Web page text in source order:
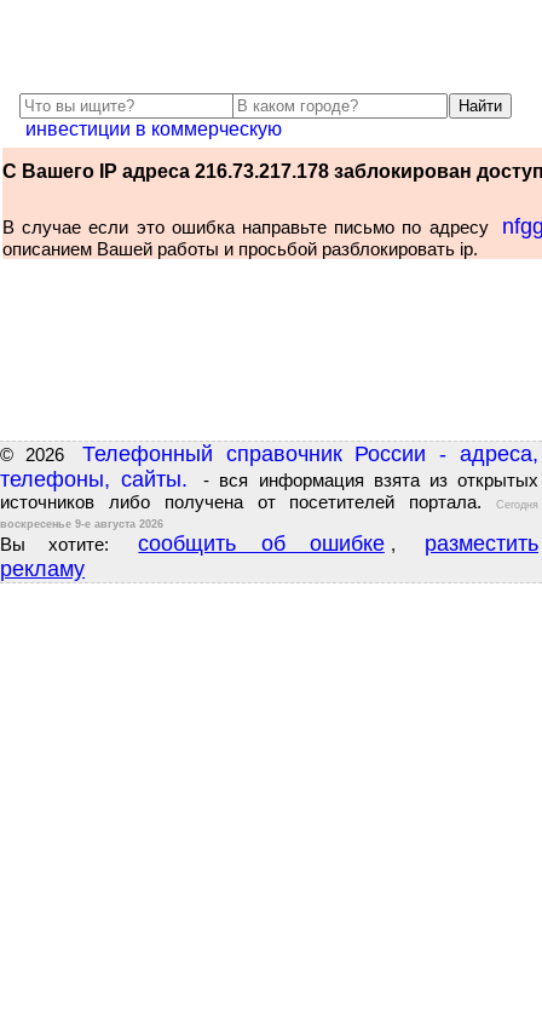
инвестиции в коммерческую
С Вашего IP адреса 216.73.217.178 заблокирован
В случае если это ошибка направьте письмо по адресу
описанием Вашей работы и просьбой разблокировать ip.
© 2026
Телефонный справочник России - адреса,
телефоны, сайты.
- вся информация взята из открытых
источников либо получена от посетителей портала.
Сегодня
воскресенье 9-е августа 2026
Вы хотите: сообщить об ошибке ,
разместить
рекламу